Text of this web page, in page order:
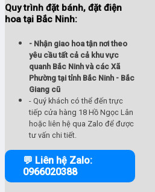
Quy trình đặt bánh, đặt điện
hoa tại Bắc Ninh:
- Nhận giao hoa tận nơi theo
yêu cầu tất cả cả khu vực
quanh Bắc Ninh và các Xã
Phường tại tỉnh Bắc Ninh - Bắc
Giang cũ
- Quý khách có thể đến trực
tiếp cửa hàng 18 Hồ Ngọc Lân
hoặc liên hệ qua Zalo để được
tư vấn chi tiết.
💬 Liên hệ Zalo:
0966020388